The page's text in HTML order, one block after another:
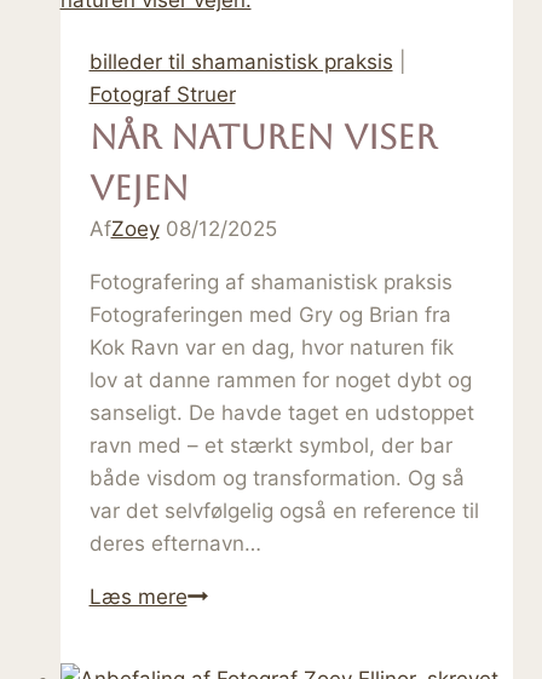
er
ikke
“nice
to
have”
billeder til shamanistisk praksis
Fotograf Struer
Når naturen viser
vejen
AfZoey 08/12/2025
Fotografering af shamanistisk praksis
Fotograferingen med Gry og Brian fra
Kok Ravn var en dag, hvor naturen fik
lov at danne rammen for noget dybt og
sanseligt. De havde taget en udstoppet
ravn med – et stærkt symbol, der bar
både visdom og transformation. Og så
var det selvfølgelig også en reference til
deres efternavn…
Læs mereNår